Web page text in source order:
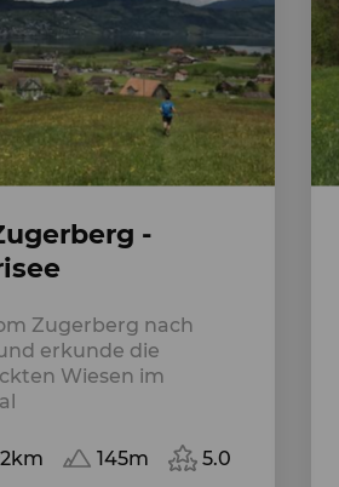
-
Zugerberg nach
erkunde die
Wiesen im
145m 5.0